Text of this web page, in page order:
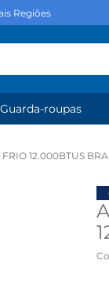
Regiões
Guarda-roupas
12.000BTUS